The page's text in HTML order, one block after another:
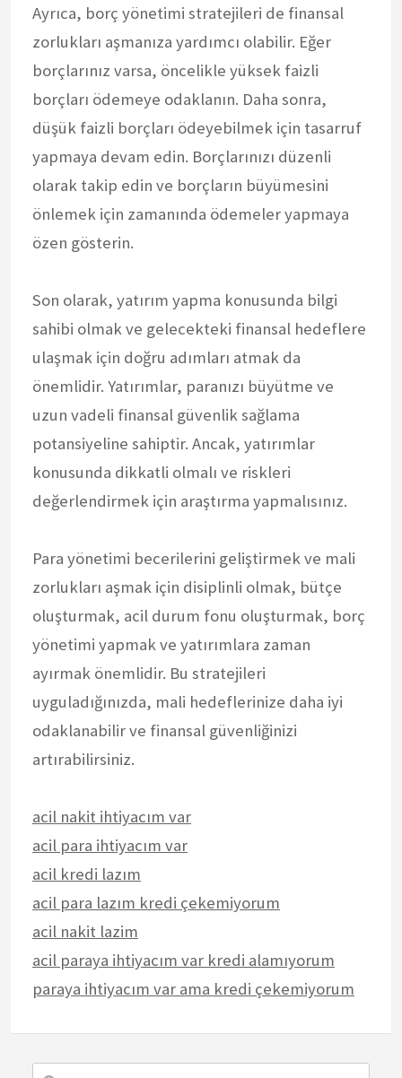
Ayrıca, borç yönetimi stratejileri de finansal
zorlukları aşmanıza yardımcı olabilir. Eğer
borçlarınız varsa, öncelikle yüksek faizli
borçları ödemeye odaklanın. Daha sonra,
düşük faizli borçları ödeyebilmek için tasarruf
yapmaya devam edin. Borçlarınızı düzenli
olarak takip edin ve borçların büyümesini
önlemek için zamanında ödemeler yapmaya
özen gösterin.
Son olarak, yatırım yapma konusunda bilgi
sahibi olmak ve gelecekteki finansal hedeflere
ulaşmak için doğru adımları atmak da
önemlidir. Yatırımlar, paranızı büyütme ve
uzun vadeli finansal güvenlik sağlama
potansiyeline sahiptir. Ancak, yatırımlar
konusunda dikkatli olmalı ve riskleri
değerlendirmek için araştırma yapmalısınız.
Para yönetimi becerilerini geliştirmek ve mali
zorlukları aşmak için disiplinli olmak, bütçe
oluşturmak, acil durum fonu oluşturmak, borç
yönetimi yapmak ve yatırımlara zaman
ayırmak önemlidir. Bu stratejileri
uyguladığınızda, mali hedeflerinize daha iyi
odaklanabilir ve finansal güvenliğinizi
artırabilirsiniz.
acil nakit ihtiyacım var
acil para ihtiyacım var
acil kredi lazım
acil para lazım kredi çekemiyorum
acil nakit lazim
acil paraya ihtiyacım var kredi alamıyorum
paraya ihtiyacım var ama kredi çekemiyorum